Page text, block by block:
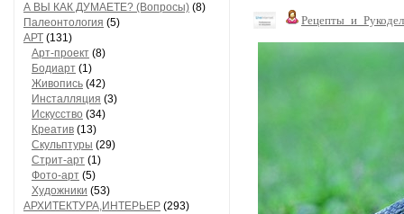
А ВЫ КАК ДУМАЕТЕ? (Вопросы) (8)
Палеонтология (5)
АРТ (131)
Арт-проект (8)
Бодиарт (1)
Живопись (42)
Инсталляция (3)
Искусство (34)
Креатив (13)
Скульптуры (29)
Стрит-арт (1)
Фото-арт (5)
Художники (53)
АРХИТЕКТУРА,ИНТЕРЬЕР (293)